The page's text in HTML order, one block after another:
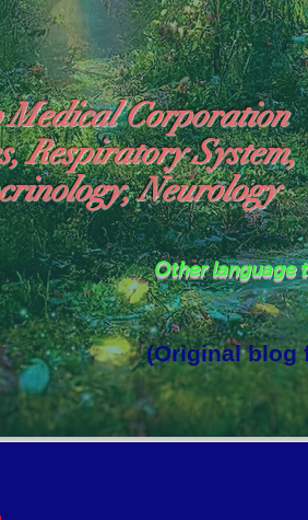
Medical Corporation
Respiratory
Neurology
Other language
Light Resides" (Original blog